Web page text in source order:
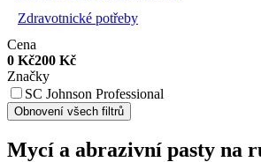
Zdravotnické potřeby
Cena
0 Kč200 Kč
Značky
SC Johnson Professional
Obnovení všech filtrů
Mycí a abrazivní pasty na